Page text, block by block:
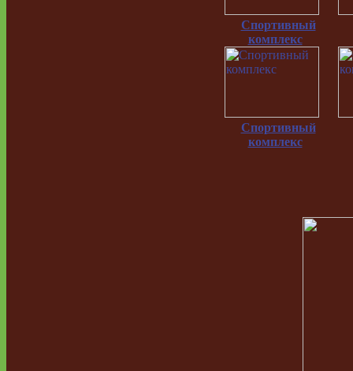
Спортивный
комплекс
Спортивный
комплекс